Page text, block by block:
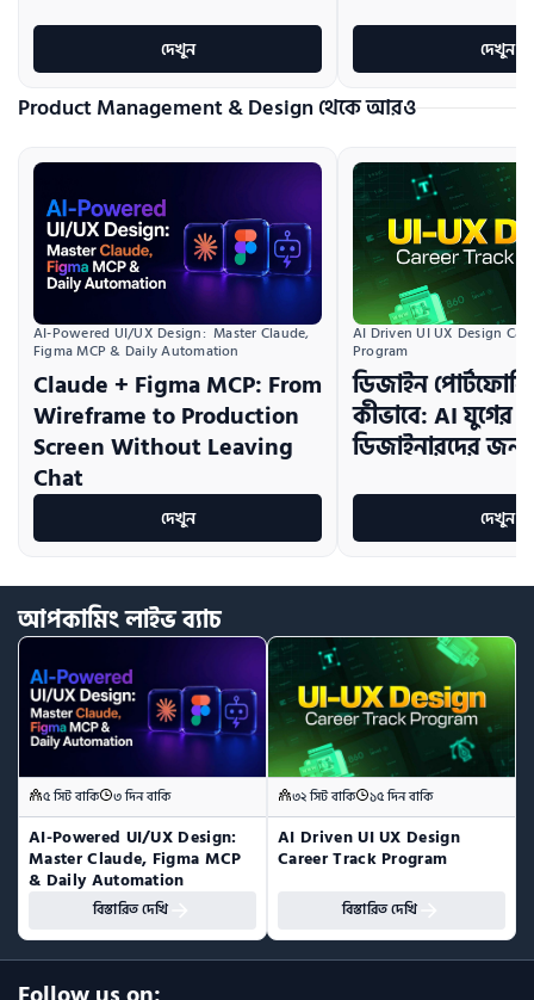
দেখুন দেখুন
Product Management & Design থেকে আরও
AI-Powered UI/UX Design:  Master Claude,
Figma MCP & Daily Automation
Claude + Figma MCP: From
Wireframe to Production
Screen Without Leaving
Chat
দেখুন
AI Driven UI UX Design
Program
ডিজাইন
কীভাবে: AI যুগের
ডিজাইনারদের জন্য
দেখুন
আপকামিংলাইভব্যাচ
৫ সিট বাকি ৩ দিন বাকি
AI-Powered UI/UX Design:
Master Claude, Figma MCP
& Daily Automation
বিস্তারিত দেখি
৩২ সিট বাকি ১৫ দিন বাকি
AI Driven UI UX Design
Career Track Program
বিস্তারিত দেখি